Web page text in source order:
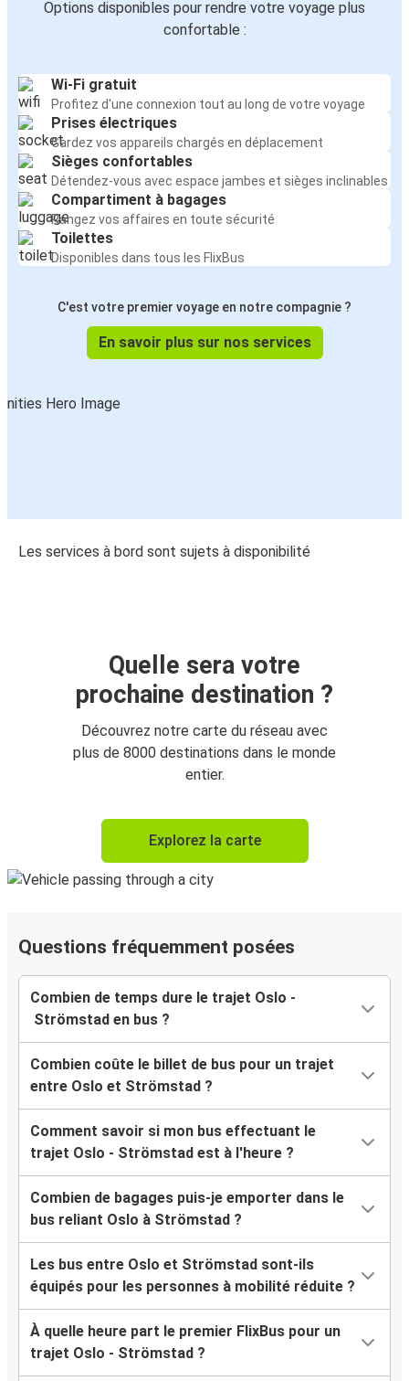
Options disponibles pour rendre votre voyage plus
confortable :
Wi-Fi gratuit
Profitez d'une connexion tout au long de votre voyage
Prises électriques
Gardez vos appareils chargés en déplacement
Sièges confortables
Détendez-vous avec espace jambes et sièges inclinables
Compartiment à bagages
Rangez vos affaires en toute sécurité
Toilettes
Disponibles dans tous les FlixBus
C'est votre premier voyage en notre compagnie ?
En savoir plus sur nos services
Les services à bord sont sujets à disponibilité
Quelle sera votre
prochaine destination ?
Découvrez notre carte du réseau avec
plus de 8000 destinations dans le monde
entier.
Explorez la carte
Questions fréquemment posées
Combien de temps dure le trajet Oslo -
Strömstad en bus ?
Combien coûte le billet de bus pour un trajet
entre Oslo et Strömstad ?
Comment savoir si mon bus effectuant le
trajet Oslo - Strömstad est à l'heure ?
Combien de bagages puis-je emporter dans le
bus reliant Oslo à Strömstad ?
Les bus entre Oslo et Strömstad sont-ils
équipés pour les personnes à mobilité réduite ?
À quelle heure part le premier FlixBus pour un
trajet Oslo - Strömstad ?